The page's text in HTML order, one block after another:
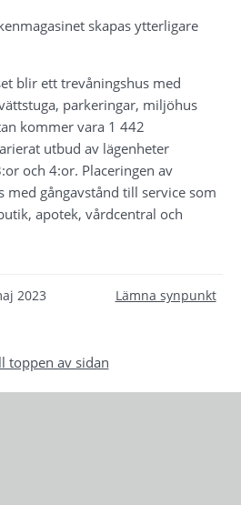
skapas ytterligare
blir ett trevåningshus med
parkeringar, miljöhus
kommer vara 1 442
utbud av lägenheter
och 4:or. Placeringen av
med gångavstånd till service som
apotek, vårdcentral och
2023 Lämna synpunkt
toppen av sidan